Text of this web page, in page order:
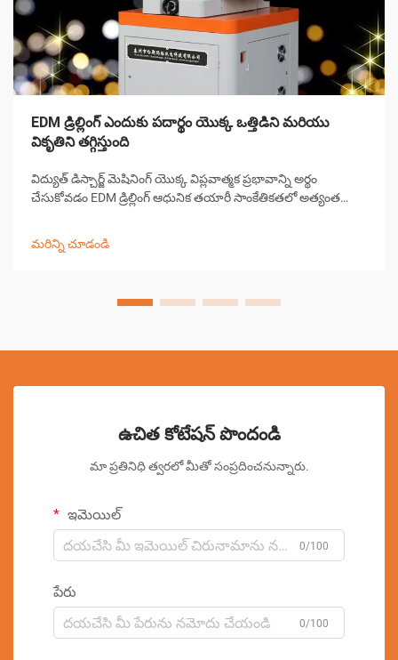
EDM డ్రిల్లింగ్ ఎందుకు పదార్థం యొక్క ఒత్తిడిని మరియు
వికృతిని తగ్గిస్తుంది
విద్యుత్ డిస్చార్జ్ మెషినింగ్ యొక్క విప్లవాత్మక ప్రభావాన్ని అర్థం
చేసుకోవడం EDM డ్రిల్లింగ్ ఆధునిక తయారీ సాంకేతికతలో అత్యంత
మరిన్ని చూడండి
ఉచిత కోటేషన్ పొందండి
మా ప్రతినిధి త్వరలో మీతో సంప్రదించనున్నారు.
ఇమెయిల్
0/100
పేరు
0/100